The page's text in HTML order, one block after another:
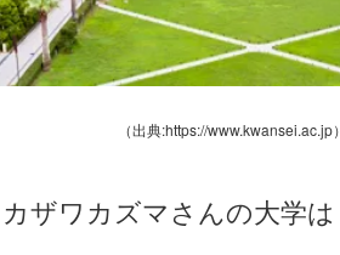
（出典:https://www.kwansei.ac.jp）
ザワカズマさんの大学は